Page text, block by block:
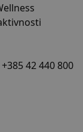
+385 42 440 800